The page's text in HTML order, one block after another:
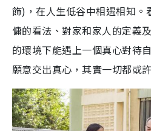
飾)，在人生低谷中相遇相知。
傭的看法、對家和家人的定義
的環境下能遇上一個真心對待
願意交出真心，其實一切都或